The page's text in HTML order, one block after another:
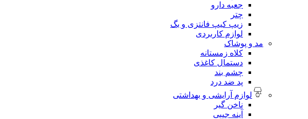
جعبه دارو
چتر
زیپ کیپ فانتزی و بگ
لوازم کاربردی
مد و پوشاک
کلاه زمستانه
دستمال کاغذی
چشم بند
پد ضد درد
لوازم آرایشی و بهداشتی
ناخن گیر
آینه جیبی